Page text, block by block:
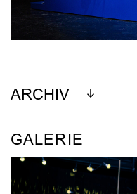
ARCHIV
GALERIE